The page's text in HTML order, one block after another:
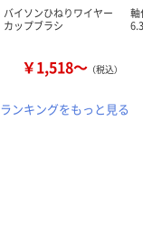
バイソンひねりワイヤー
カップブラシ
￥1,518～ （税込）
軸
ランキングをもっと見る